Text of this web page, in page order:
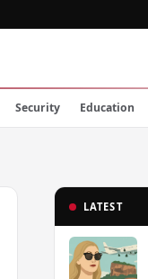
Security Education
LATEST